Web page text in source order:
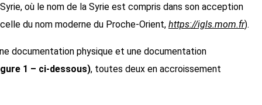
où le nom de la Syrie est compris dans son acception
du nom moderne du Proche-Orient, https://igls.mom.fr).
documentation physique et une documentation
1 – ci-dessous), toutes deux en accroissement